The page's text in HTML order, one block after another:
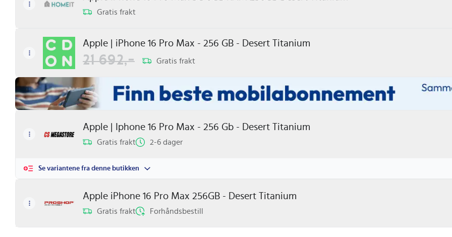
Gratis frakt
Apple | iPhone 16 Pro Max - 256 GB - Desert Titanium
Gratis frakt
21 692,-
Apple | Iphone 16 Pro Max - 256 Gb - Desert Titanium
Gratis frakt 2-6 dager
Se variantene fra denne butikken
Apple iPhone 16 Pro Max 256GB - Desert Titanium
Gratis frakt Forhåndsbestill